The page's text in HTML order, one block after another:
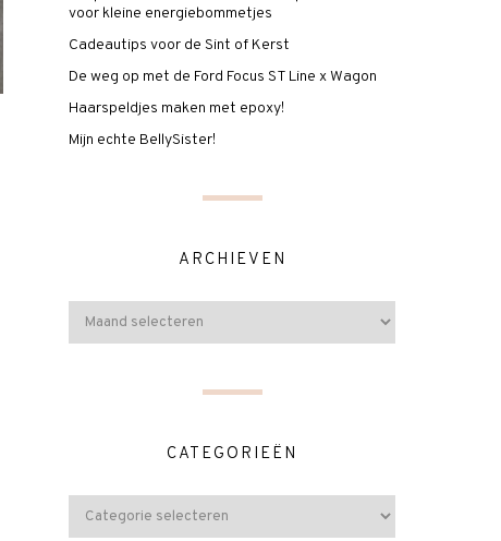
voor kleine energiebommetjes
Cadeautips voor de Sint of Kerst
De weg op met de Ford Focus ST Line x Wagon
Haarspeldjes maken met epoxy!
Mijn echte BellySister!
ARCHIEVEN
CATEGORIEËN